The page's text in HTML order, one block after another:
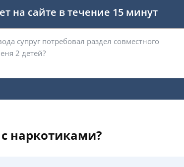
на сайте в течение 15 минут
наркотиками?